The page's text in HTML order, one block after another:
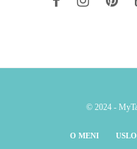
© 2024 -
O MENI